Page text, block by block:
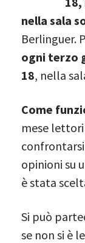
nella sala
Berlinguer.
ogni terzo
18, nella
Come
mese
confrontarsi
opinioni su
è stata
Si può
se non si è